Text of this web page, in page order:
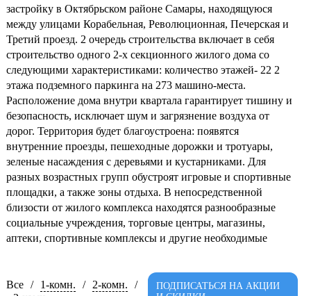
застройку в Октябрьском районе Самары, находящуюся
между улицами Корабельная, Революционная, Печерская и
Третий проезд. 2 очередь строительства включает в себя
строительство одного 2-х секционного жилого дома со
следующими характеристиками: количество этажей- 22 2
этажа подземного паркинга на 273 машино-места.
Расположение дома внутри квартала гарантирует тишину и
безопасность, исключает шум и загрязнение воздуха от
дорог. Территория будет благоустроена: появятся
внутренние проезды, пешеходные дорожки и тротуары,
зеленые насаждения с деревьями и кустарниками. Для
разных возрастных групп обустроят игровые и спортивные
площадки, а также зоны отдыха. В непосредственной
близости от жилого комплекса находятся разнообразные
социальные учреждения, торговые центры, магазины,
аптеки, спортивные комплексы и другие необходимые
мест, включающего начальную школу на 150 учеников с
Все / 1-комн. / 2-комн.
/
ПОДПИСАТЬСЯ НА АКЦИИ